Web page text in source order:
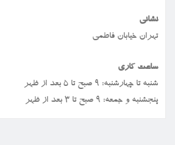
نشانی
تهران خیابان فاطمی
ساعت کاری
شنبه تا چهارشنبه: ۹ صبح تا ۵ بعد از ظهر
پنجشنبه و جمعه: ۹ صبح تا ۳ بعد از ظهر